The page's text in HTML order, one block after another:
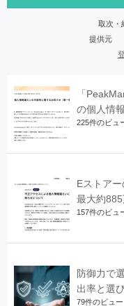
取次・
提供元
「
の個人情
225件のビュ
Eストア
最大約
157件のビュ
防御力で
出率と選
79件のビュー